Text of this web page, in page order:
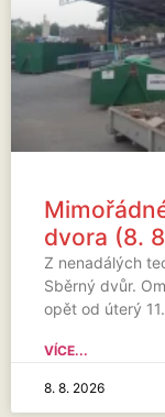
dvora (8.
Z nenadálých
Sběrný dvůr.
opět od úterý
VÍCE...
8. 8. 2026